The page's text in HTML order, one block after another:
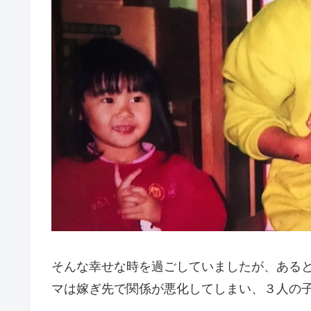
そんな幸せな時を過ごしていましたが、ある
マは嫁ぎ先で関係が悪化してしまい、３人の